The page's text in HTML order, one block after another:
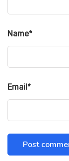
Name*
Email*